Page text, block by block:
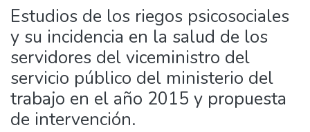
Estudios de los riegos psicosociales
y su incidencia en la salud de los
servidores del viceministro del
servicio público del ministerio del
trabajo en el año 2015 y propuesta
de intervención.